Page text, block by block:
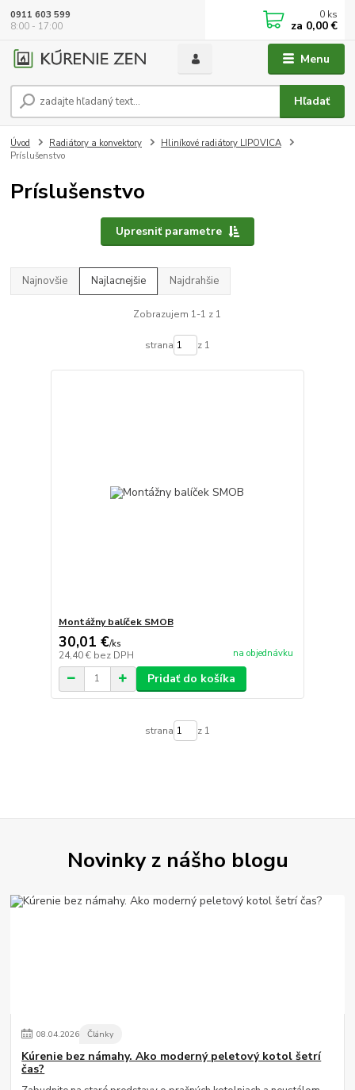
Menu
Hľadať
0911 603 599
8:00 - 17:00
0 ks
za 0,00 €
Úvod Radiátory a konvektory
Hliníkové radiátory LIPOVICA
Príslušenstvo
Príslušenstvo
Upresniť parametre
Najnovšie Najlacnejšie Najdrahšie
Zobrazujem 1-1 z 1
strana z 1
Montážny balíček SMOB
30,01 €/ks
24,40 € bez DPH na objednávku
Pridať do košíka
strana z 1
Novinky z nášho blogu
08.04.2026 Články
Kúrenie bez námahy. Ako moderný peletový kotol šetrí
čas?